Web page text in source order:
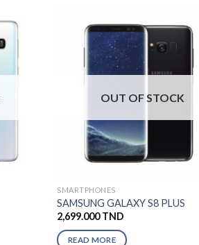
OUT OF STOCK
SMARTPHONES
SAMSUNG GALAXY S8 PLUS
2,699.000TND
READ MORE